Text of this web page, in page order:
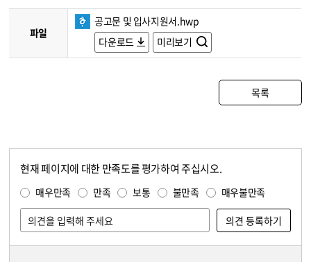
파일
공고문 및 입사지원서.hwp
다운로드
미리보기
목록
현재 페이지에 대한 만족도를 평가하여 주십시오.
매우만족 만족 보통 불만족 매우불만족